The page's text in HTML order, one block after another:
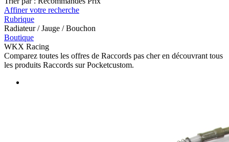
Affiner votre recherche
Rubrique
Radiateur / Jauge / Bouchon
Boutique
WKX Racing
Comparez toutes les offres de Raccords pas cher en découvrant tous
les produits Raccords sur Pocketcustom.